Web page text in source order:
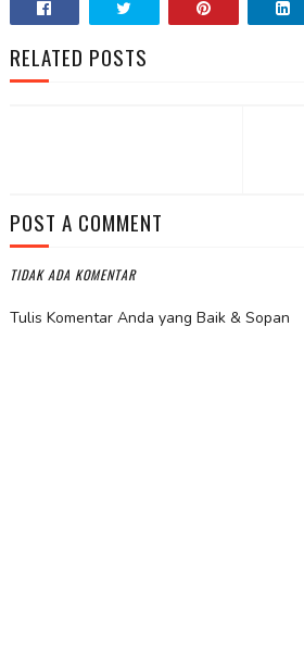
RELATED POSTS
POST A COMMENT
TIDAK ADA KOMENTAR
Tulis Komentar Anda yang Baik & Sopan